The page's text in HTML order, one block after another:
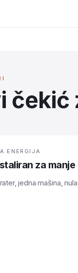
čekić
ENERGIJA
za
jedna mašina,